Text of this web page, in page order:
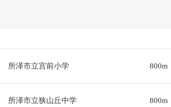
所泽市立宫前小学 800m
所泽市立狭山丘中学 800m